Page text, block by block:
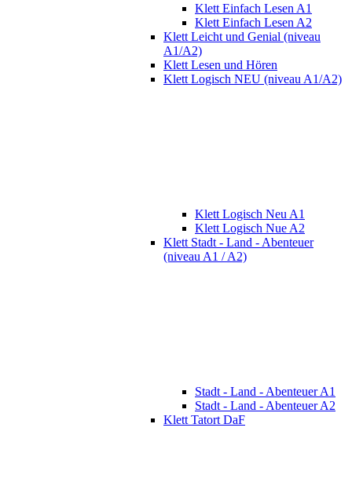
Klett Einfach Lesen A1
Klett Einfach Lesen A2
Klett Leicht und Genial (niveau
A1/A2)
Klett Lesen und Hören
Klett Logisch NEU (niveau A1/A2)
Klett Logisch Neu A1
Klett Logisch Nue A2
Klett Stadt - Land - Abenteuer
(niveau A1 / A2)
Stadt - Land - Abenteuer A1
Stadt - Land - Abenteuer A2
Klett Tatort DaF